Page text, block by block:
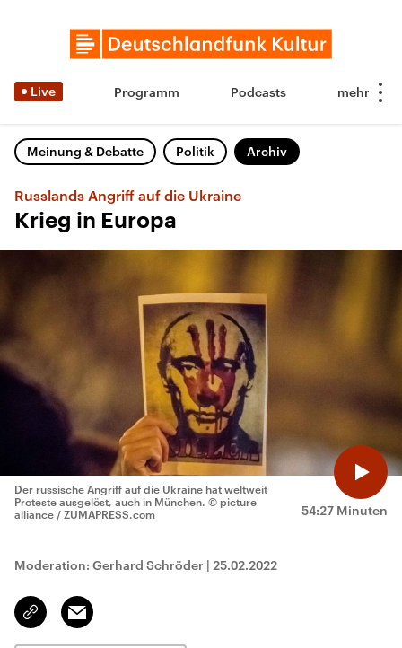
Live Programm Podcasts
Meinung & Debatte Politik Archiv
Russlands Angriff auf die Ukraine
Krieg in Europa
54:27 Minuten
Der russische Angriff auf die Ukraine hat weltweit
Proteste ausgelöst, auch in München. © picture
alliance / ZUMAPRESS.com
Moderation: Gerhard Schröder | 25.02.2022
Link
kopieren/teilen
Email